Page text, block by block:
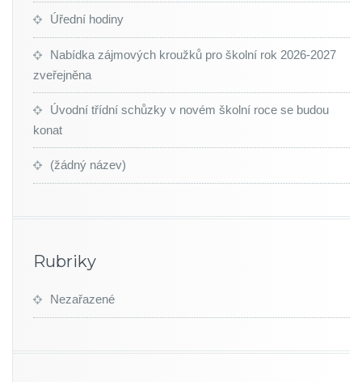
Úřední hodiny
Nabídka zájmových kroužků pro školní rok 2026-2027
zveřejněna
Úvodní třídní schůzky v novém školní roce se budou
konat
(žádný název)
Rubriky
Nezařazené